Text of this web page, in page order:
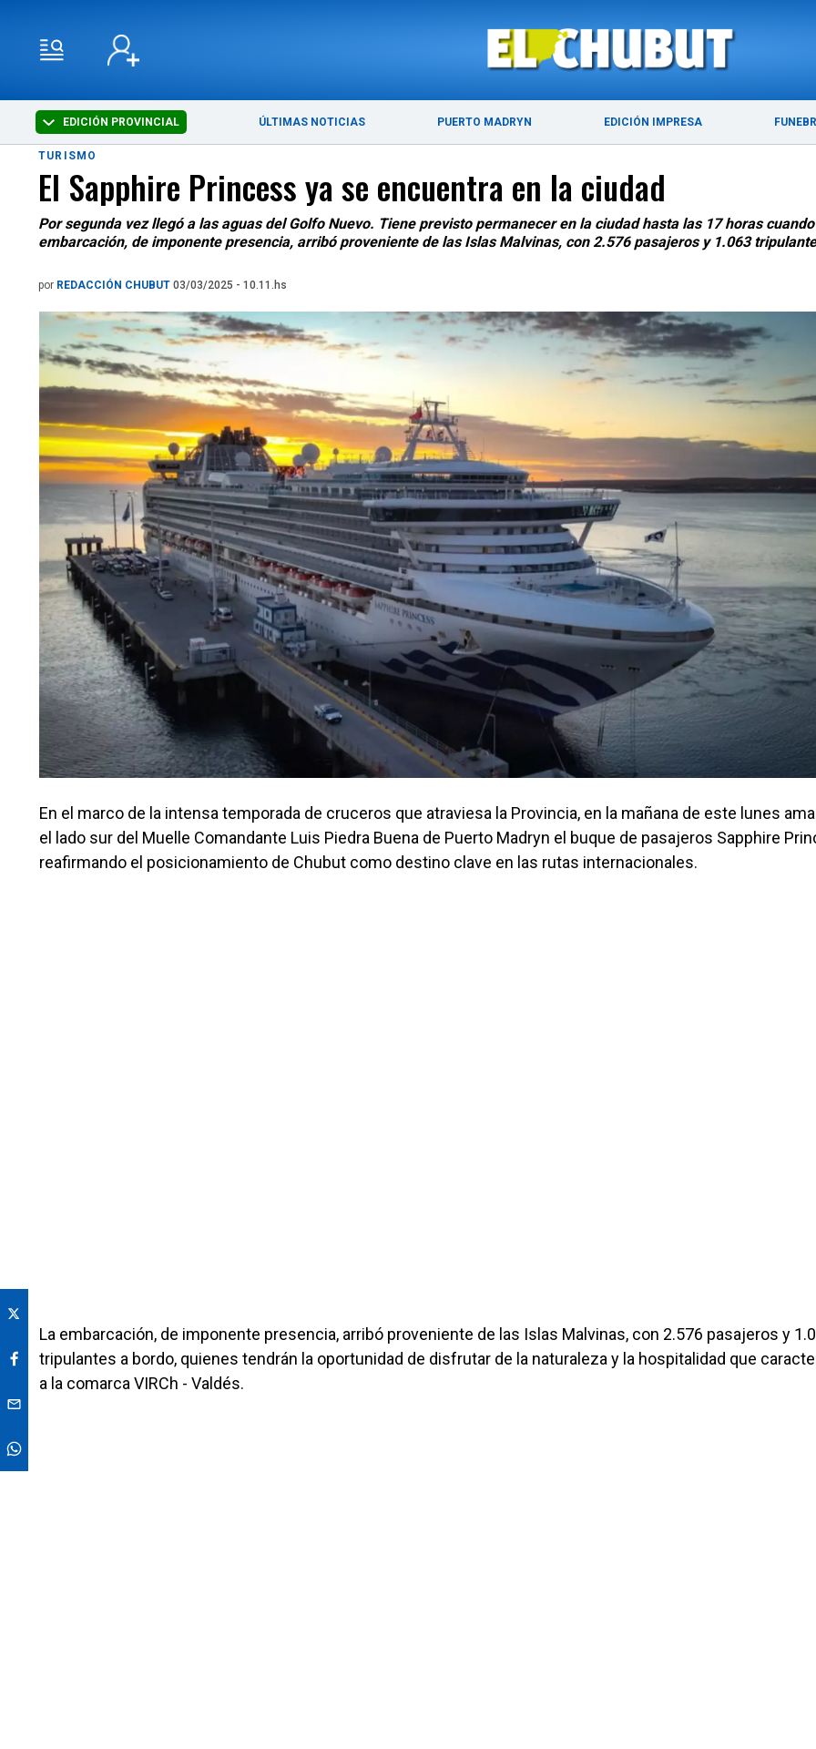
EDICIÓN PROVINCIAL ÚLTIMAS NOTICIAS PUERTO MADRYN EDICIÓN IMPRESA
ÚLTIMAS NOTICIAS PUERTO MADRYN
TURISMO
El Sapphire Princess ya se encuentra en la ciudad
Por segunda vez llegó a las aguas del Golfo Nuevo. Tiene previsto permanecer en la ciudad hasta las 17 horas
embarcación, de imponente presencia, arribó proveniente de las Islas Malvinas, con 2.576 pasajeros y 1.063
por REDACCIÓN CHUBUT 03/03/2025 - 10.11.hs
En el marco de la intensa temporada de cruceros que atraviesa la Provincia, en la mañana de este lunes
el lado sur del Muelle Comandante Luis Piedra Buena de Puerto Madryn el buque de pasajeros Sapphire
reafirmando el posicionamiento de Chubut como destino clave en las rutas internacionales.
La embarcación, de imponente presencia, arribó proveniente de las Islas Malvinas, con 2.576 pasajeros y
tripulantes a bordo, quienes tendrán la oportunidad de disfrutar de la naturaleza y la hospitalidad que
a la comarca VIRCh - Valdés.